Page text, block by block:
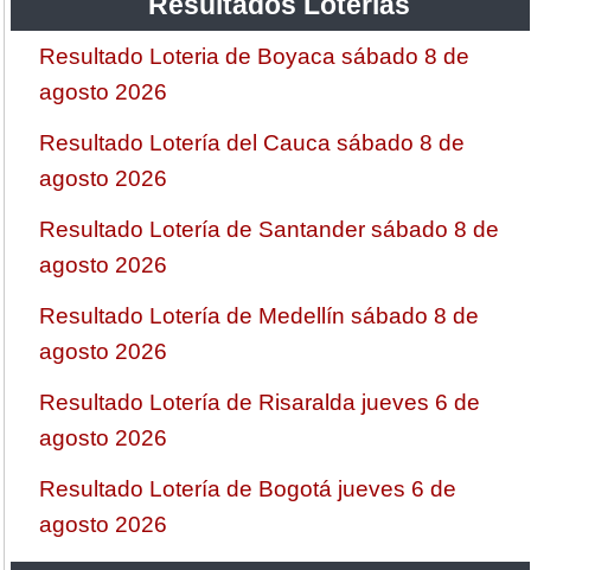
Resultado Loteria de Boyaca sábado 8 de
agosto 2026
Resultado Lotería del Cauca sábado 8 de
agosto 2026
Resultado Lotería de Santander sábado 8 de
agosto 2026
Resultado Lotería de Medellín sábado 8 de
agosto 2026
Resultado Lotería de Risaralda jueves 6 de
agosto 2026
Resultado Lotería de Bogotá jueves 6 de
agosto 2026